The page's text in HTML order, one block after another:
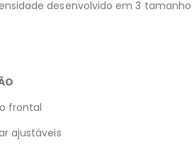
desenvolvido em 3
frontal
ajustáveis